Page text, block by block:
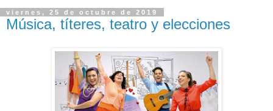
viernes, 25 de octubre de 2019
Música, títeres, teatro y elecciones